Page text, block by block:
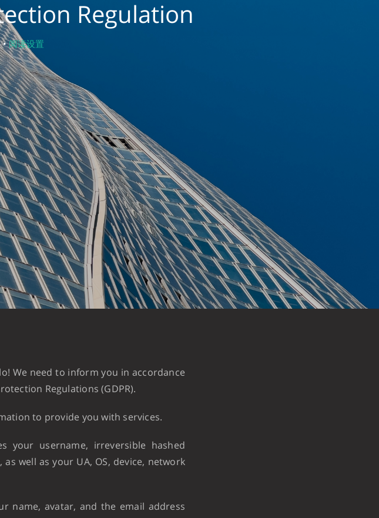
Regulation
•阅读设置
We need to inform you in accordance
Regulations (GDPR).
to provide you with services.
your username, irreversible hashed
well as your UA, OS, device, network
name, avatar, and the email address